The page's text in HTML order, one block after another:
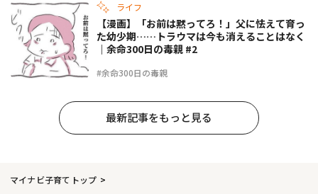
ライフ
#余命300日の毒親
【漫画】「お前は黙ってろ！」父に怯えて育っ
た幼少期……トラウマは今も消えることはなく
｜余命300日の毒親 #2
最新記事をもっと見る
マイナビ子育てトップ